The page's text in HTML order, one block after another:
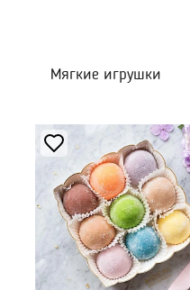
Мягкие игрушки